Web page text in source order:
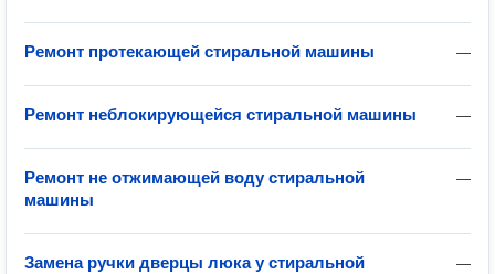
—
Ремонт протекающей стиральной машины
—
Ремонт неблокирующейся стиральной машины
—
Ремонт не отжимающей воду стиральной
машины
—
Замена ручки дверцы люка у стиральной